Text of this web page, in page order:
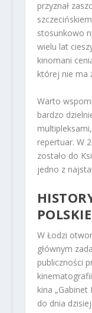
przyznał
stosunkowo
wielu lat
kinomani
której nie ma
Warto
bardzo
repertuar. W
zostało do
jedno z
W Łodzi
głównym
publiczności
kina
do dnia